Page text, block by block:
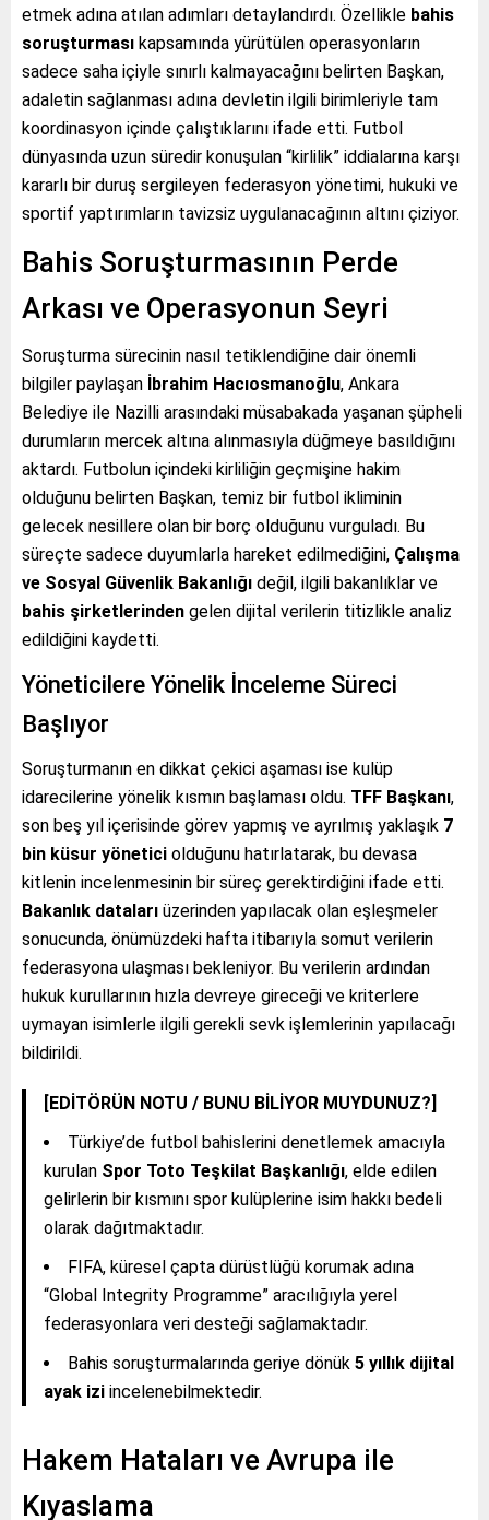
etmek adına atılan adımları detaylandırdı. Özellikle bahis
soruşturması kapsamında yürütülen operasyonların
sadece saha içiyle sınırlı kalmayacağını belirten Başkan,
adaletin sağlanması adına devletin ilgili birimleriyle tam
koordinasyon içinde çalıştıklarını ifade etti. Futbol
dünyasında uzun süredir konuşulan “kirlilik” iddialarına karşı
kararlı bir duruş sergileyen federasyon yönetimi, hukuki ve
sportif yaptırımların tavizsiz uygulanacağının altını çiziyor.
Bahis Soruşturmasının Perde
Arkası ve Operasyonun Seyri
Soruşturma sürecinin nasıl tetiklendiğine dair önemli
bilgiler paylaşan İbrahim Hacıosmanoğlu, Ankara
Belediye ile Nazilli arasındaki müsabakada yaşanan şüpheli
durumların mercek altına alınmasıyla düğmeye basıldığını
aktardı. Futbolun içindeki kirliliğin geçmişine hakim
olduğunu belirten Başkan, temiz bir futbol ikliminin
gelecek nesillere olan bir borç olduğunu vurguladı. Bu
süreçte sadece duyumlarla hareket edilmediğini, Çalışma
ve Sosyal Güvenlik Bakanlığı değil, ilgili bakanlıklar ve
bahis şirketlerinden gelen dijital verilerin titizlikle analiz
edildiğini kaydetti.
Yöneticilere Yönelik İnceleme Süreci
Başlıyor
Soruşturmanın en dikkat çekici aşaması ise kulüp
idarecilerine yönelik kısmın başlaması oldu. TFF Başkanı,
son beş yıl içerisinde görev yapmış ve ayrılmış yaklaşık 7
bin küsur yönetici olduğunu hatırlatarak, bu devasa
kitlenin incelenmesinin bir süreç gerektirdiğini ifade etti.
Bakanlık dataları üzerinden yapılacak olan eşleşmeler
sonucunda, önümüzdeki hafta itibarıyla somut verilerin
federasyona ulaşması bekleniyor. Bu verilerin ardından
hukuk kurullarının hızla devreye gireceği ve kriterlere
uymayan isimlerle ilgili gerekli sevk işlemlerinin yapılacağı
bildirildi.
[EDİTÖRÜN NOTU / BUNU BİLİYOR MUYDUNUZ?]
Türkiye’de futbol bahislerini denetlemek amacıyla
kurulan Spor Toto Teşkilat Başkanlığı, elde edilen
gelirlerin bir kısmını spor kulüplerine isim hakkı bedeli
olarak dağıtmaktadır.
FIFA, küresel çapta dürüstlüğü korumak adına
“Global Integrity Programme” aracılığıyla yerel
federasyonlara veri desteği sağlamaktadır.
Bahis soruşturmalarında geriye dönük 5 yıllık dijital
ayak izi incelenebilmektedir.
Hakem Hataları ve Avrupa ile
Kıyaslama